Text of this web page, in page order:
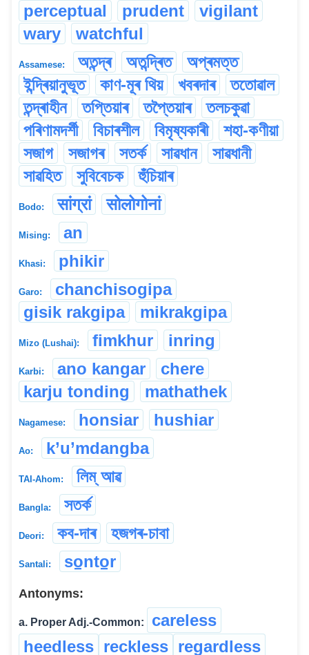
perceptual
prudent
vigilant
wary
watchful
Assamese: অতন্দ্ৰ অতন্দ্ৰিত
অপ্ৰমত্ত
ইন্দ্ৰিয়ানুভূত
কাণ-মূৰ থিয় খবৰদাৰ
ততোৱাল
তন্দ্ৰাহীন
তপ্তিয়াৰ তপ্তৈয়াৰ
তলচকুৱা
পৰিণামদৰ্শী
বিচাৰশীল বিমৃষ্যকাৰী
শহা-কণীয়া
সজাগ
সজাগৰ সতৰ্ক সাৱধান
সাৱধানী
সাৱহিত
সুবিবেচক হুঁচিয়াৰ
Bodo: सांग्रां सोलोगोनां
Mising: an
Khasi: phikir
Garo:
chanchisogipa
gisik rakgipa
mikrakgipa
Mizo (Lushai): fimkhur inring
Karbi: ano kangar
chere
karju tonding
mathathek
Nagamese: honsiar hushiar
Ao: k’u’mdangba
TAI-Ahom: লিম্ আৱ
Bangla: সতৰ্ক
Deori: কব-দাৰ হজগৰ-চাবা
Santali: so̠nto̠r
Antonyms:
a. Proper Adj.-Common:
careless
heedless reckless regardless